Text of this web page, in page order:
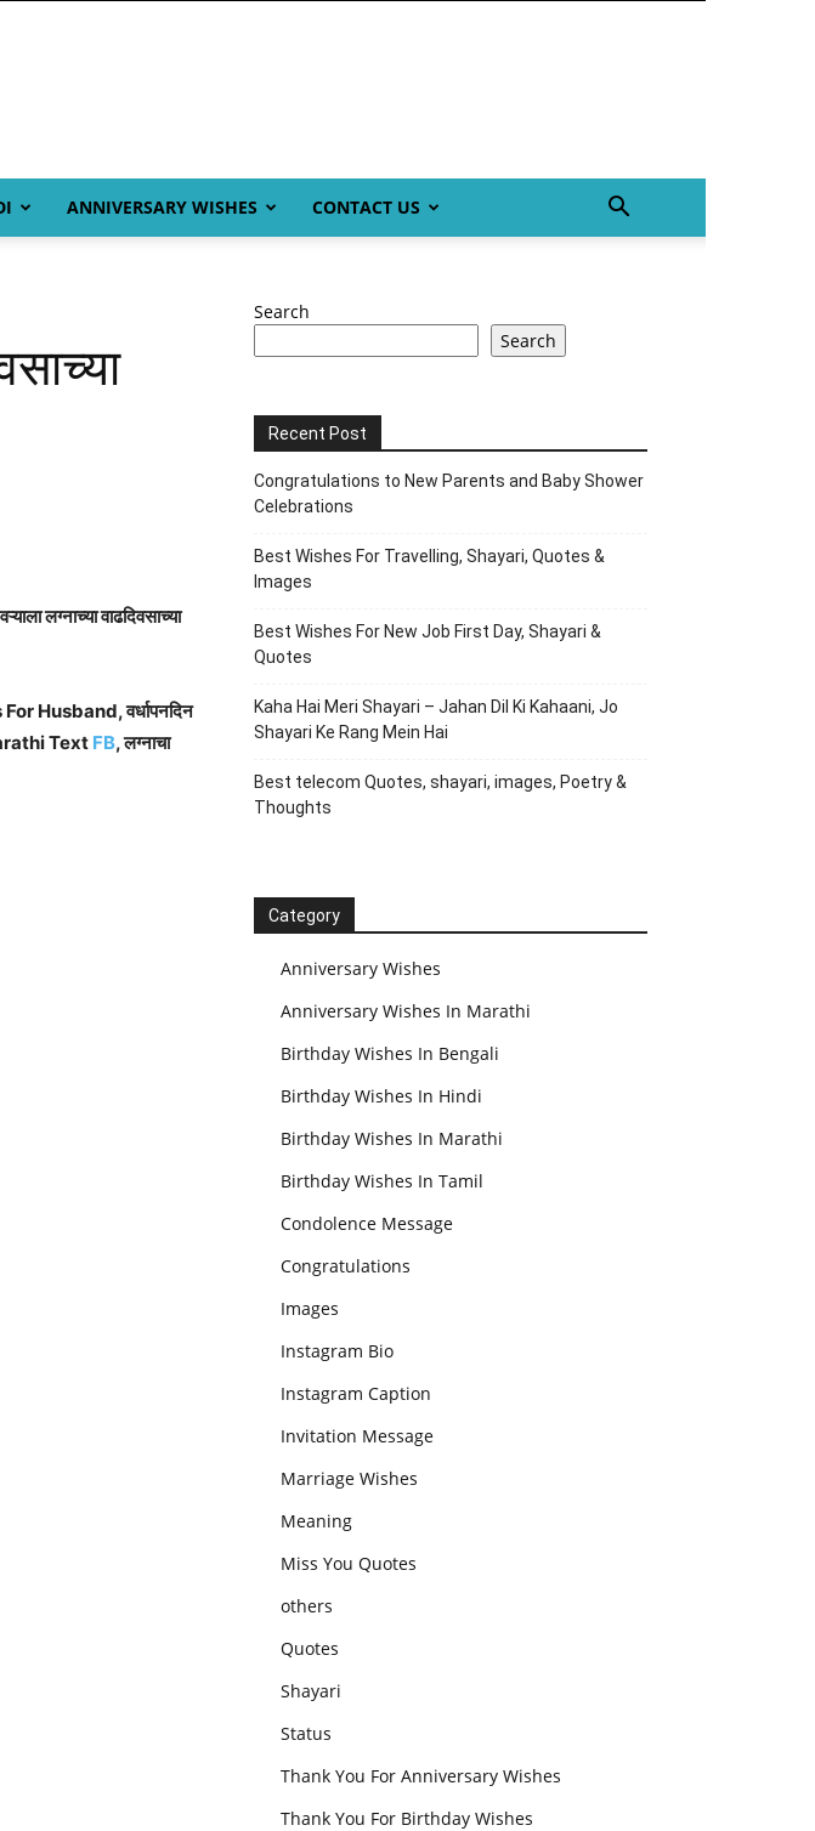
ANNIVERSARY WISHES CONTACT US
लग्नाच्या वाढदिवसाच्या
Husband, वर्धापनदिन
Text FB, लग्नाचा
Search
Search
Recent Post
Congratulations to New Parents and Baby Shower
Celebrations
Best Wishes For Travelling, Shayari, Quotes &
Images
Best Wishes For New Job First Day, Shayari &
Quotes
Kaha Hai Meri Shayari – Jahan Dil Ki Kahaani, Jo
Shayari Ke Rang Mein Hai
Best telecom Quotes, shayari, images, Poetry &
Thoughts
Category
Anniversary Wishes
Anniversary Wishes In Marathi
Birthday Wishes In Bengali
Birthday Wishes In Hindi
Birthday Wishes In Marathi
Birthday Wishes In Tamil
Condolence Message
Congratulations
Images
Instagram Bio
Instagram Caption
Invitation Message
Marriage Wishes
Meaning
Miss You Quotes
others
Quotes
Shayari
Status
Thank You For Anniversary Wishes
Thank You For Birthday Wishes